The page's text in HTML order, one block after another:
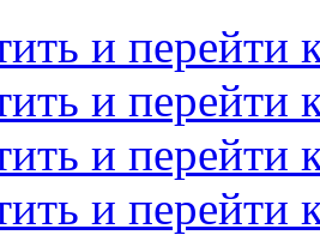
и перейти
и перейти
и перейти
и перейти